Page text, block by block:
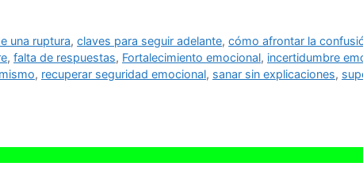
una ruptura,claves para seguir adelante,cómo afrontar la
, falta de respuestas, Fortalecimiento emocional, incertidumbre
, recuperar seguridad emocional, sanar sin explicaciones,